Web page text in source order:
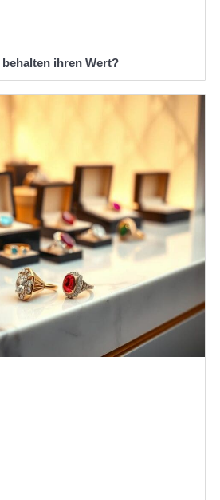
ihren Wert?